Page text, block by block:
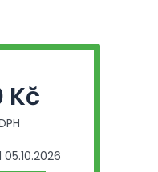
Kč